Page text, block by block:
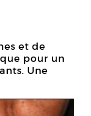
et de
pour un
Une